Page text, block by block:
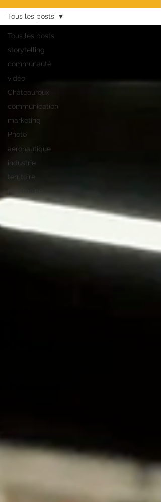
Tous les posts
storytelling
communauté
vidéo
Châteauroux
communication
marketing
Photo
aeronautique
industrie
territoire
patrimoine
Tous les posts